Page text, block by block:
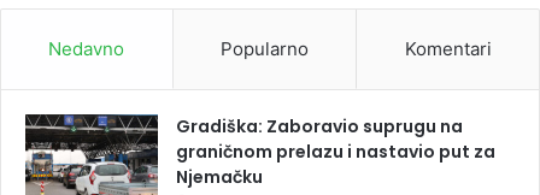
Nedavno Popularno Komentari
Gradiška: Zaboravio suprugu na
graničnom prelazu i nastavio put za
Njemačku